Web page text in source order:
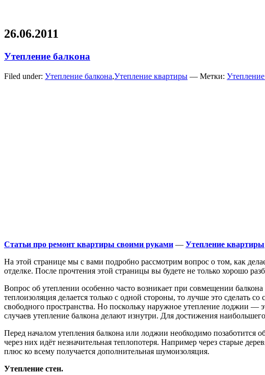
26.06.2011
Утепление балкона
Filed under: Утепление балкона,Утепление квартиры — Метки:
Статьи про ремонт квартиры своими руками — Утепление квартиры
На этой странице мы с вами подробно рассмотрим вопрос о том, как
отделке. После прочтения этой страницы вы будете не только хорошо
Вопрос об утеплении особенно часто возникает при совмещении
теплоизоляция делается только с одной стороны, то лучше это
свободного пространства. Но поскольку наружное утепление лоджии —
случаев утепление балкона делают изнутри. Для достижения
Перед началом утепления балкона или лоджии необходимо
через них идёт незначительная теплопотеря. Например через старые
плюс ко всему получается дополнительная шумоизоляция.
Утепление стен.